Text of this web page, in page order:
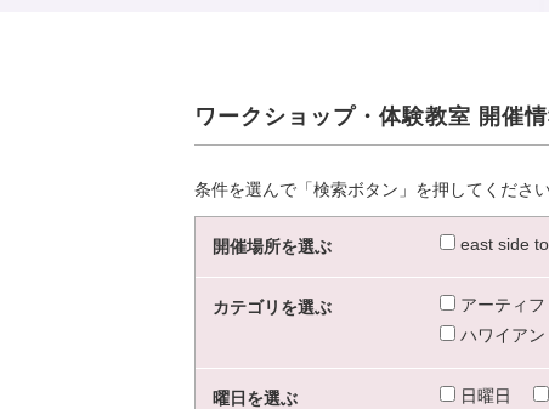
ワークショップ・体験教室 開催
条件を選んで「検索ボタン」を押してくださ
開催場所を選ぶ east side
カテゴリを選ぶ アーティ
ハワイアン
曜日を選ぶ 日曜日